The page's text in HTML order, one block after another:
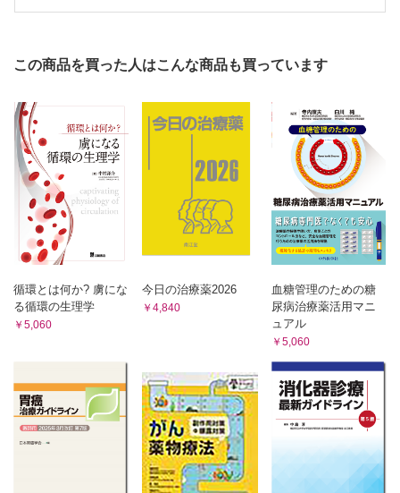
COLUMN 糖尿病医が知っておくべき透析症例の血糖コントロ
巻末付録糖尿病性合併症に関係する臨床試験一覧
この商品を買った人はこんな商品も買っています
循環とは何か? 虜にな
る循環の生理学
￥5,060
今日の治療薬2026
￥4,840
血糖管理のための糖
尿病治療薬活用マニ
ュアル
￥5,060